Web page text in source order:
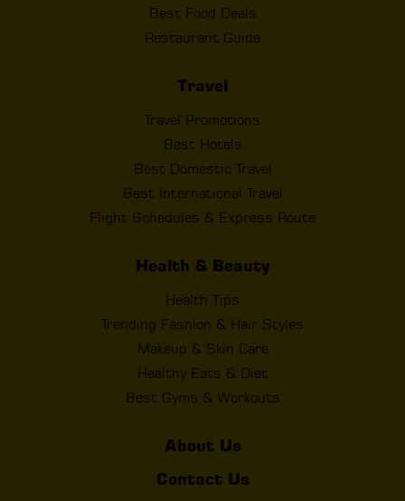
Best Food Deals
Restaurant Guide
Travel
Travel Promotions
Best Hotels
Best Domestic Travel
Best International Travel
Flight Schedules & Express Route
Health & Beauty
Health Tips
Trending Fashion & Hair Styles
Makeup & Skin Care
Healthy Eats & Diet
Best Gyms & Workouts
About Us
Contact Us